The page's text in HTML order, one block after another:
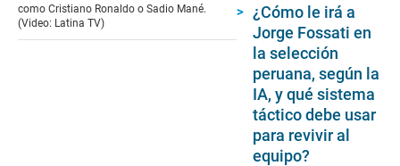
como Cristiano Ronaldo o Sadio Mané.
(Video: Latina TV)
¿Cómo le irá a
Jorge Fossati en
la selección
peruana, según la
IA, y qué sistema
táctico debe usar
para revivir al
equipo?